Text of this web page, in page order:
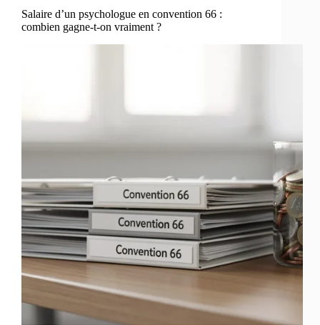
Salaire d’un psychologue en convention 66 :
combien gagne-t-on vraiment ?